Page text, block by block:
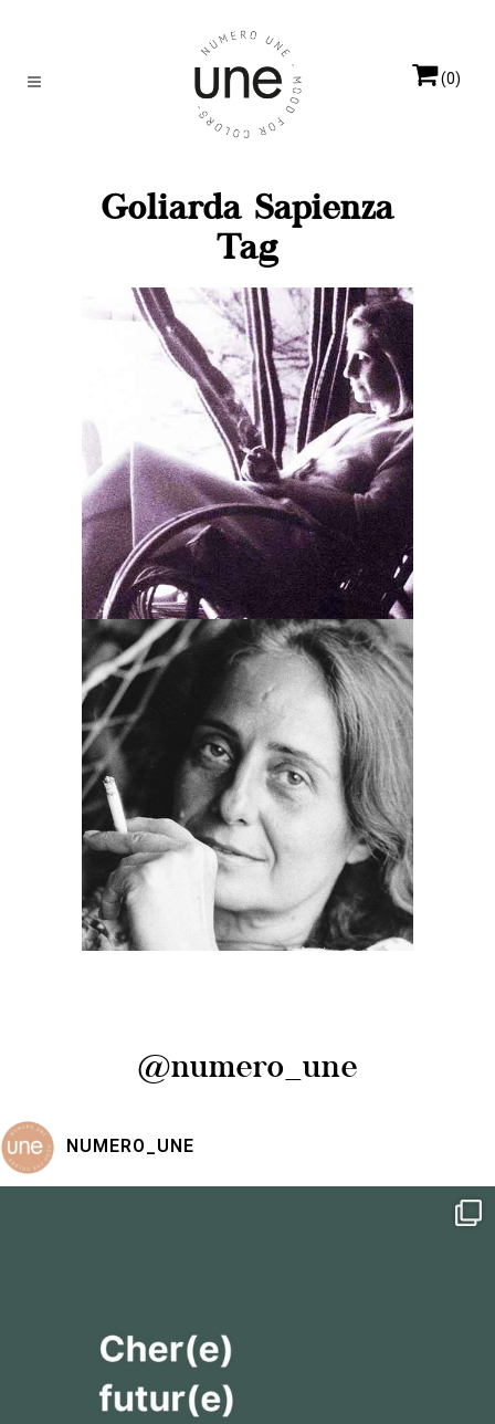
(0)
Goliarda Sapienza
Tag
Les Carnets de Goliarda
Sapienza
Les lettres
MAUVE BOHÈME
Goliarda Sapienza
Elles créent
EMERAUDE
@numero_une
NUMERO_UNE